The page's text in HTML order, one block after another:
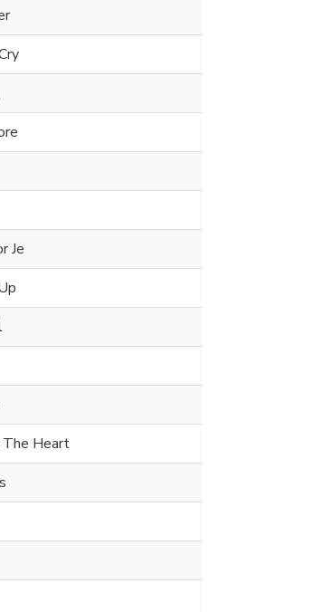
Je
Heart